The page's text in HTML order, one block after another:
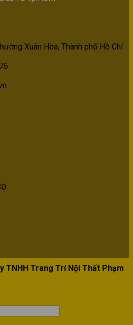
Xuân Hòa, Thành phố Hồ Chí
TNHH Trang Trí Nội Thất Phạm